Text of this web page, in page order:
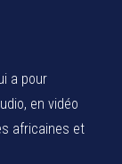
a pour
en vidéo
africaines et